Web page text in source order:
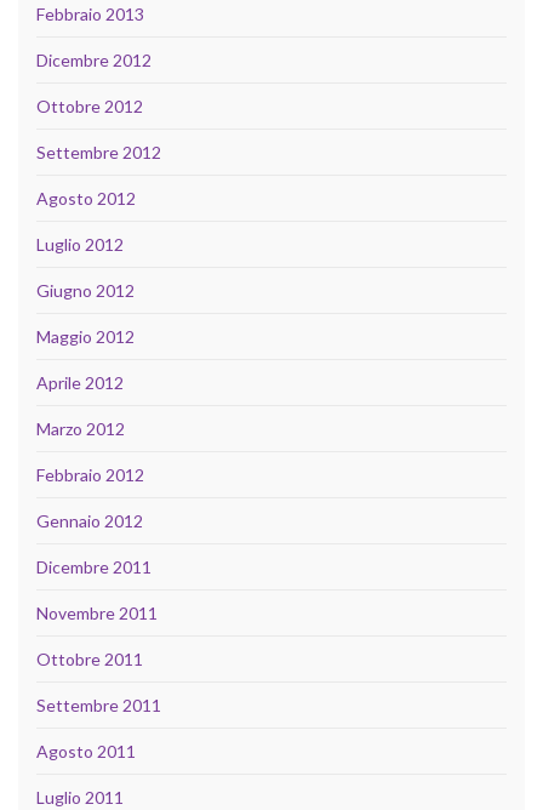
Febbraio 2013
Dicembre 2012
Ottobre 2012
Settembre 2012
Agosto 2012
Luglio 2012
Giugno 2012
Maggio 2012
Aprile 2012
Marzo 2012
Febbraio 2012
Gennaio 2012
Dicembre 2011
Novembre 2011
Ottobre 2011
Settembre 2011
Agosto 2011
Luglio 2011